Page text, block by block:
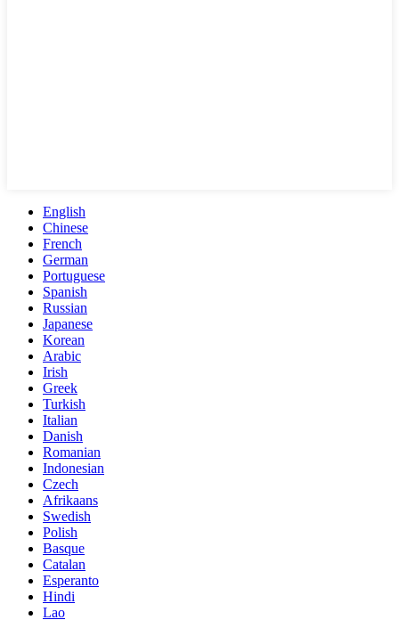
English
Chinese
French
German
Portuguese
Spanish
Russian
Japanese
Korean
Arabic
Irish
Greek
Turkish
Italian
Danish
Romanian
Indonesian
Czech
Afrikaans
Swedish
Polish
Basque
Catalan
Esperanto
Hindi
Lao